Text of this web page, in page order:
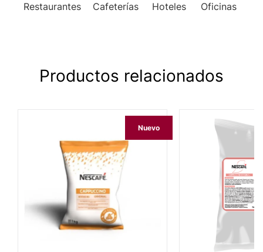
Restaurantes Cafeterías Hoteles Oficinas
Productos relacionados
Nuevo